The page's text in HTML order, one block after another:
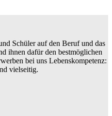
Schüler auf den Beruf und das
ihnen dafür den bestmöglichen
bei uns Lebenskompetenz:
vielseitig.